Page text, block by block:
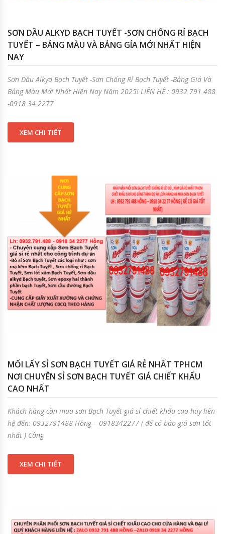
SƠN DẦU ALKYD BẠCH TUYẾT -SƠN CHỐNG RỈ BẠCH
TUYẾT – BẢNG MÀU VÀ BẢNG GÍA MỚI NHẤT HIỆN
NAY
Sơn Dầu Alkyd Bạch Tuyết -Sơn Chống Rỉ Bạch Tuyết -Bảng Giá Và
Bảng Màu Mới Nhất Hiện Nay Năm 2025! LIÊN HỆ : 0932 791 488
-0918 34 2277
XEM CHI TIẾT
MỐI LẤY SỈ SƠN BẠCH TUYẾT GIÁ RẺ NHẤT TPHCM
NƠI CHUYÊN SỈ SƠN BẠCH TUYẾT GIÁ CHIẾT KHẤU
CAO NHẤT
Khách hàng cần mua sơn Bạch Tuyết giá sỉ chiết khấu cao hãy liên
hệ đến: 0932791488 Hồng – 0918342277 ( để có báo giá sơn tốt
nhất ) Công
XEM CHI TIẾT